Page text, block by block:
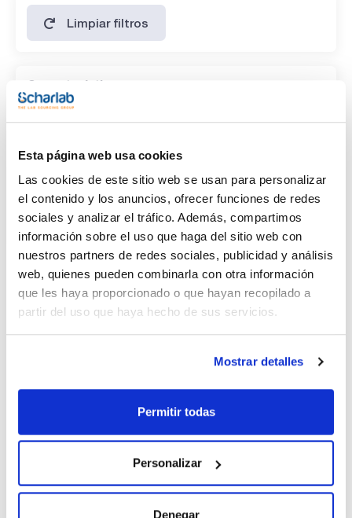
Esta página web usa cookies
Las cookies de este sitio web se usan para personalizar
el contenido y los anuncios, ofrecer funciones de redes
sociales y analizar el tráfico. Además, compartimos
información sobre el uso que haga del sitio web con
nuestros partners de redes sociales, publicidad y análisis
web, quienes pueden combinarla con otra información
que les haya proporcionado o que hayan recopilado a
partir del uso que haya hecho de sus servicios.
Mostrar detalles
Permitir todas
Personalizar
Denegar
Limpiar filtros
Características
Tipo de envase
frasco embolsado al vacío
deshidratado
al vacío
Referencia
Envase
x 5L
Precio
Disponibilidad
Ver stock